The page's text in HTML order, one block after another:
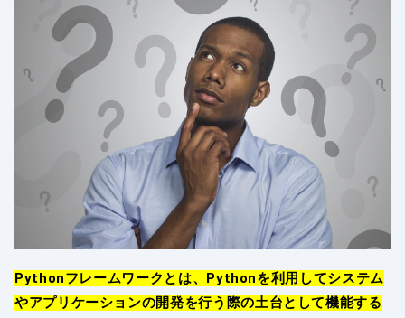
Pythonフレームワークとは、Pythonを利用してシステム
やアプリケーションの開発を行う際の土台として機能する